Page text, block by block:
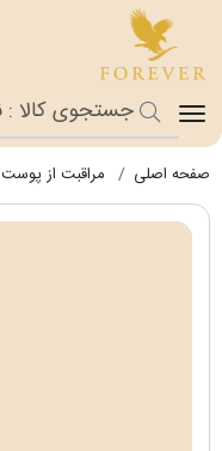
صفحه اصلی مراقبت از پوست